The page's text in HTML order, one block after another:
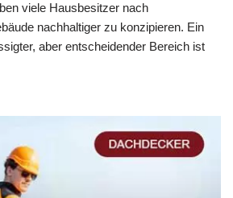
viele Hausbesitzer nach
nachhaltiger zu konzipieren. Ein
aber entscheidender Bereich ist